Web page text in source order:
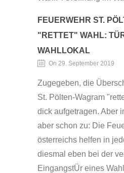
FEUERWEHR ST.
"RETTET" WAHL:
WAHLLOKAL
On 29. September 2019
Zugegeben, die
St. Pölten-Wagram
dick aufgetragen. Aber
aber schon zu: Die
österreichs helfen in
diesmal eben bei der
EingangstÜr eines